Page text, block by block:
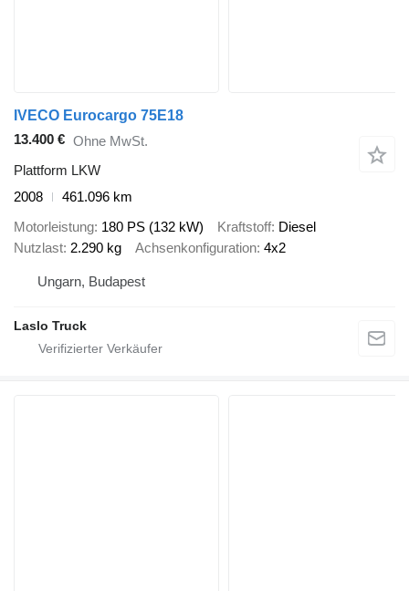
IVECO Eurocargo 75E18
13.400 € Ohne MwSt.
Plattform LKW
2008
461.096 km
Motorleistung 180 PS (132 kW) Kraftstoff Diesel
Nutzlast 2.290 kg Achsenkonfiguration 4x2
Ungarn, Budapest
Laslo Truck